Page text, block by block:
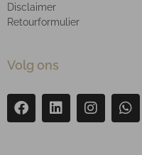
Disclaimer
Retourformulier
Volg ons